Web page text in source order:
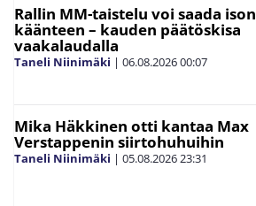
Rallin MM-taistelu voi saada ison
käänteen – kauden päätöskisa
vaakalaudalla
Taneli Niinimäki | 06.08.202600:07
Mika Häkkinen otti kantaa Max
Verstappenin siirtohuhuihin
Taneli Niinimäki | 05.08.202623:31